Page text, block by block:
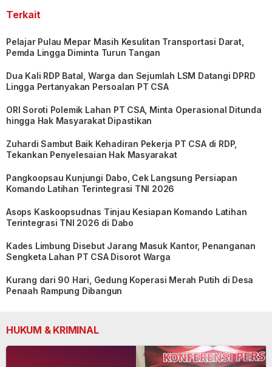
Terkait
Pelajar Pulau Mepar Masih Kesulitan Transportasi Darat,
Pemda Lingga Diminta Turun Tangan
Dua Kali RDP Batal, Warga dan Sejumlah LSM Datangi DPRD
Lingga Pertanyakan Persoalan PT CSA
ORI Soroti Polemik Lahan PT CSA, Minta Operasional Ditunda
hingga Hak Masyarakat Dipastikan
Zuhardi Sambut Baik Kehadiran Pekerja PT CSA di RDP,
Tekankan Penyelesaian Hak Masyarakat
Pangkoopsau Kunjungi Dabo, Cek Langsung Persiapan
Komando Latihan Terintegrasi TNI 2026
Asops Kaskoopsudnas Tinjau Kesiapan Komando Latihan
Terintegrasi TNI 2026 di Dabo
Kades Limbung Disebut Jarang Masuk Kantor, Penanganan
Sengketa Lahan PT CSA Disorot Warga
Kurang dari 90 Hari, Gedung Koperasi Merah Putih di Desa
Penaah Rampung Dibangun
HUKUM & KRIMINAL